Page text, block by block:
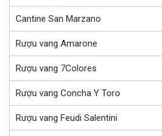
Cantine San Marzano
Rượu vang Amarone
Rượu vang 7Colores
Rượu vang Concha Y Toro
Rượu vang Feudi Salentini